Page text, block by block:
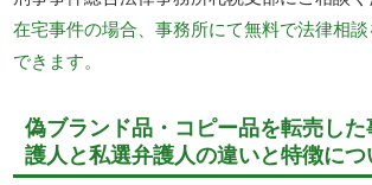
在宅事件の場合、事務所にて無料で法律相
できます。
偽ブランド品・コピー品を転売し
護人と私選弁護人の違いと特徴につ